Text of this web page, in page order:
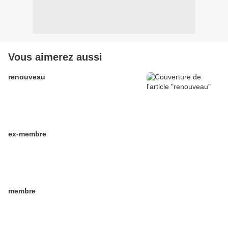
Vous aimerez aussi
renouveau
ex-membre
membre